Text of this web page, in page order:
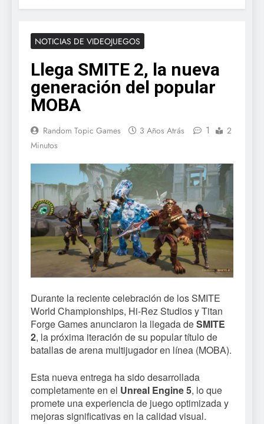
NOTICIAS DE VIDEOJUEGOS
Llega SMITE 2, la nueva
generación del popular
MOBA
Random Topic Games 3 Años Atrás 1
2
Minutos
Durante la reciente celebración de los SMITE
World Championships, Hi-Rez Studios y Titan
Forge Games anunciaron la llegada deSMITE
2, la próxima iteración de su popular título de
batallas de arena multijugador en línea (MOBA).
Esta nueva entrega ha sido desarrollada
completamente en el Unreal Engine 5, lo que
promete una experiencia de juego optimizada y
mejoras significativas en la calidad visual.